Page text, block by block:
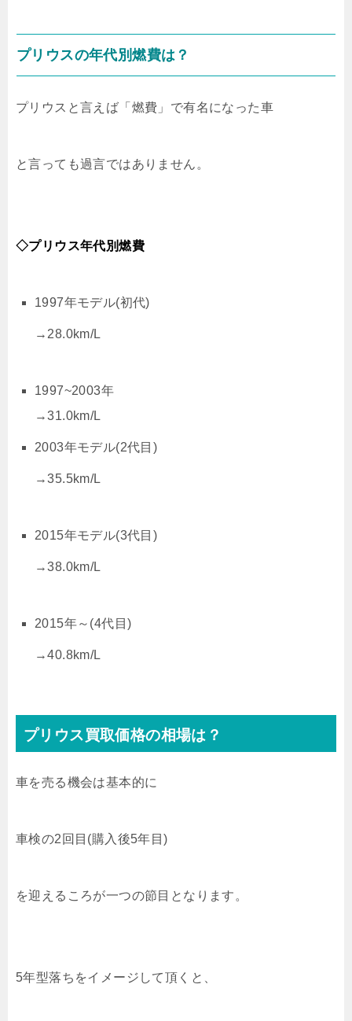
プリウスの年代別燃費は？
プリウスと言えば「燃費」で有名になった車
と言っても過言ではありません。
◇プリウス年代別燃費
1997年モデル(初代)
→28.0km/L
1997~2003年
→31.0km/L
2003年モデル(2代目)
→35.5km/L
2015年モデル(3代目)
→38.0km/L
2015年～(4代目)
→40.8km/L
プリウス買取価格の相場は？
車を売る機会は基本的に
車検の2回目(購入後5年目)
を迎えるころが一つの節目となります。
5年型落ちをイメージして頂くと、